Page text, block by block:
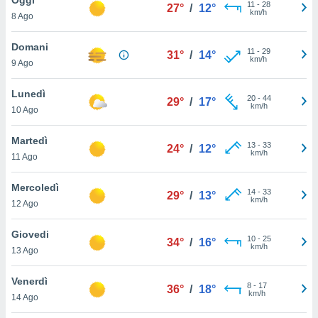
è
al sito
di
ci
di
il
un
la
nella
8 Ago
27° / 12° 11 - 28
km/h
Domani
9 Ago
31° / 14° 11 - 29
km/h
Lunedì
10 Ago
29° / 17° 20- 44
km/h
Martedì
11 Ago
24° / 12° 13- 33
km/h
Mercoledì
12 Ago
29° / 13° 14- 33
km/h
Giovedi
13 Ago
34° / 16° 10- 25
km/h
Venerdì
14 Ago
36° / 18° 8- 17
km/h